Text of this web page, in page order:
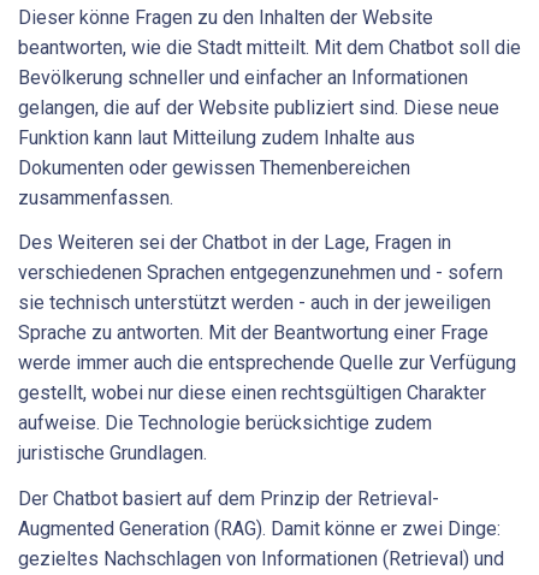
Dieser könne Fragen zu den Inhalten der Website
beantworten, wie die Stadt mitteilt. Mit dem Chatbot soll die
Bevölkerung schneller und einfacher an Informationen
gelangen, die auf der Website publiziert sind. Diese neue
Funktion kann laut Mitteilung zudem Inhalte aus
Dokumenten oder gewissen Themenbereichen
zusammenfassen.
Des Weiteren sei der Chatbot in der Lage, Fragen in
verschiedenen Sprachen entgegenzunehmen und - sofern
sie technisch unterstützt werden - auch in der jeweiligen
Sprache zu antworten. Mit der Beantwortung einer Frage
werde immer auch die entsprechende Quelle zur Verfügung
gestellt, wobei nur diese einen rechtsgültigen Charakter
aufweise. Die Technologie berücksichtige zudem
juristische Grundlagen.
Der Chatbot basiert auf dem Prinzip der Retrieval-
Augmented Generation (RAG). Damit könne er zwei Dinge:
gezieltes Nachschlagen von Informationen (Retrieval) und